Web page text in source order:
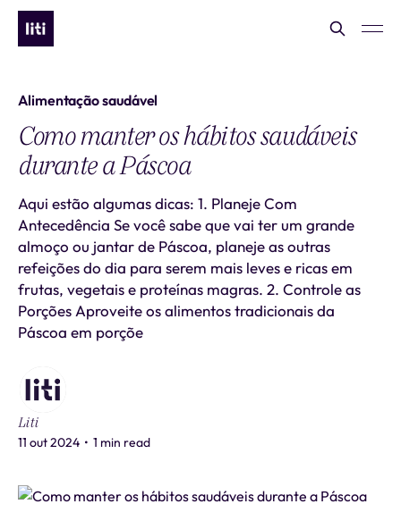
Alimentação saudável
Como manter os hábitos saudáveis
durante a Páscoa
Aqui estão algumas dicas: 1. Planeje Com
Antecedência Se você sabe que vai ter um grande
almoço ou jantar de Páscoa, planeje as outras
refeições do dia para serem mais leves e ricas em
frutas, vegetais e proteínas magras. 2. Controle as
Porções Aproveite os alimentos tradicionais da
Páscoa em porçõe
Liti
11 out 2024 • 1 min read